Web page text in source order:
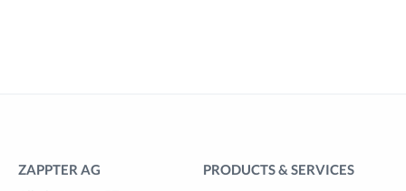
ZAPPTER AG
PRODUCTS & SERVICES